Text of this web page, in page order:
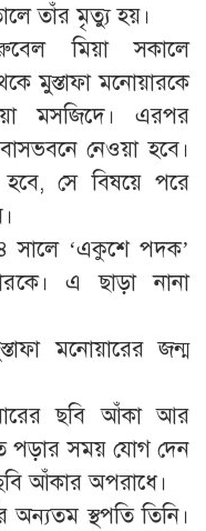
তাঁর মৃত্যু হয়।
মিয়া সকালে
মুস্তাফা মনোয়ারকে
মসজিদে। এরপর
নেওয়া হবে।
সে বিষয়ে পরে
সালে ‘একুশে পদক’
এ ছাড়া নানা
মনোয়ারের জন্ম
ছবি আঁকা আর
পড়ার সময় যোগ দেন
আঁকার অপরাধে।
অন্যতম স্থপতি তিনি।